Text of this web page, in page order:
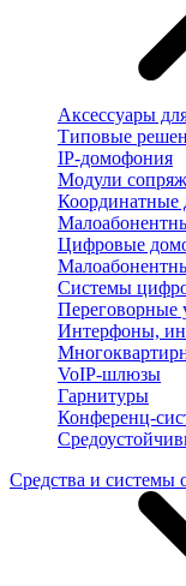
Аксессуары
Типовые
IP-домофония
Модули
Цифровые
Системы
Переговорные
Интерфоны,
VoIP-шлюзы
Гарнитуры
Конференц-
Средства и системы